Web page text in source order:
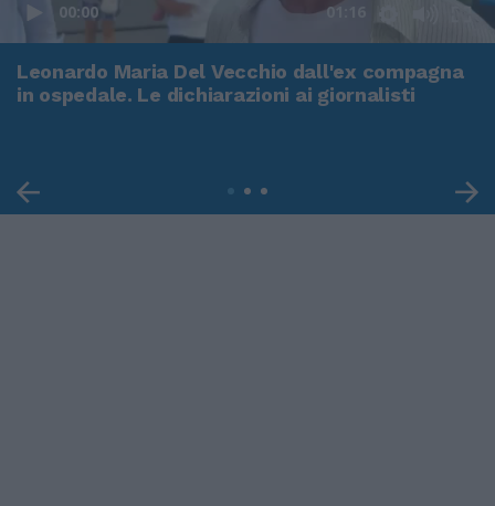
00:00 01:16
Leonardo Maria Del Vecchio dall'ex compagna
in ospedale. Le dichiarazioni ai giornalisti